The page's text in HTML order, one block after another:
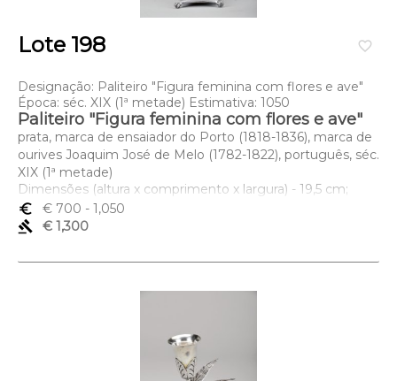
favorite_border
Lote 198
Designação: Paliteiro "Figura feminina com flores e ave"
Época: séc. XIX (1ª metade) Estimativa: 1050
Paliteiro "Figura feminina com flores e ave"
prata, marca de ensaiador do Porto (1818-1836), marca de
ourives Joaquim José de Melo (1782-1822), português, séc.
XIX (1ª metade)
Dimensões (altura x comprimento x largura) - 19,5 cm;
Peso - 145 grs.
euro_symbol € 700 - 1,050
gavel
€ 1,300